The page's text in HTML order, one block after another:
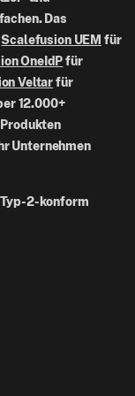
Das
Scalefusion UEM für
OneIdPfür
Veltarfür
12.000+
Unternehmen
2-konform